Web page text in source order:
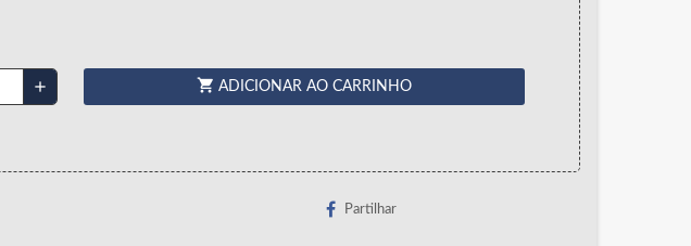
add shopping_cart ADICIONAR AO CARRINHO
Partilhar